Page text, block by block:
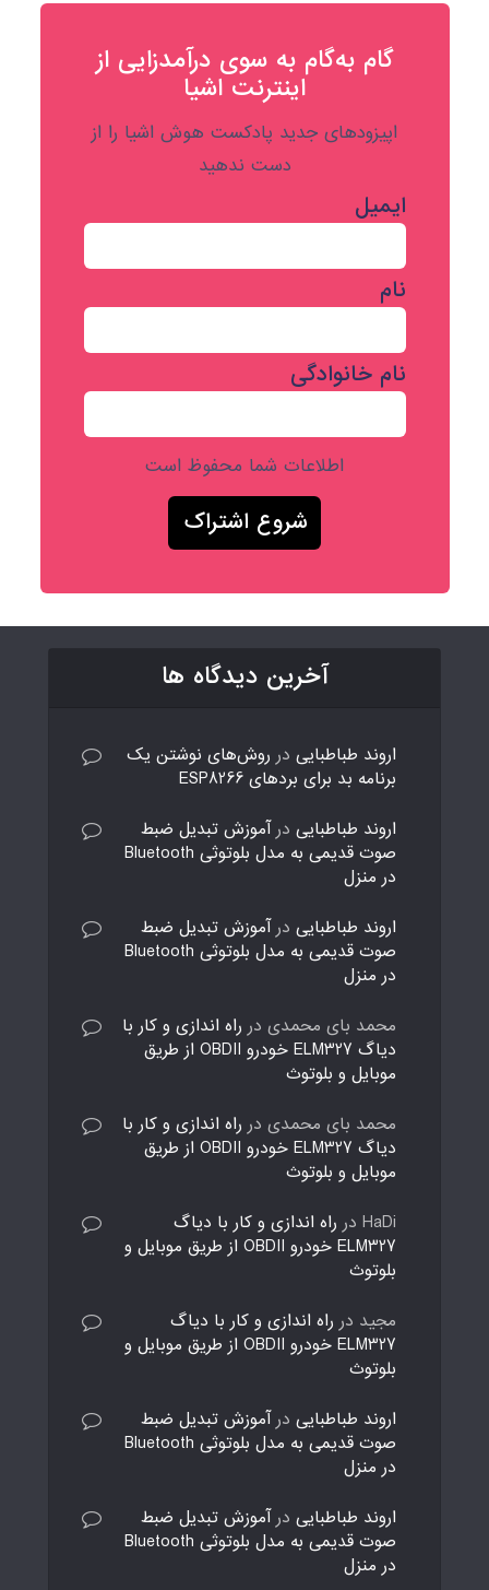
گام به‌گام به‌ سوی درآمدزایی از
اینترنت اشیا
اپیزودهای جدید پادکست هوش اشیا را از
دست ندهید
ایمیل
نام
نام خانوادگی
اطلاعات شما محفوظ است
آخرین دیدگاه ها
اروند طباطبایی در روش‌های نوشتن یک
برنامه بد برای بردهای ESP8266
اروند طباطبایی در آموزش تبدیل ضبط
صوت قدیمی به مدل بلوتوثی Bluetooth
در منزل
اروند طباطبایی در آموزش تبدیل ضبط
صوت قدیمی به مدل بلوتوثی Bluetooth
در منزل
محمد بای محمدی در راه اندازی و کار با
دیاگ ELM327 خودرو OBDII از طریق
موبایل و بلوتوث
محمد بای محمدی در راه اندازی و کار با
دیاگ ELM327 خودرو OBDII از طریق
موبایل و بلوتوث
HaDi در راه اندازی و کار با دیاگ
ELM327 خودرو OBDII از طریق موبایل و
بلوتوث
مجید در راه اندازی و کار با دیاگ
ELM327 خودرو OBDII از طریق موبایل و
بلوتوث
اروند طباطبایی در آموزش تبدیل ضبط
صوت قدیمی به مدل بلوتوثی Bluetooth
در منزل
اروند طباطبایی در آموزش تبدیل ضبط
صوت قدیمی به مدل بلوتوثی Bluetooth
در منزل